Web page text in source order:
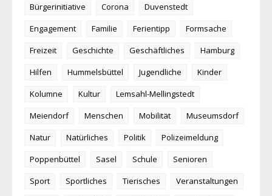
Bürgerinitiative
Corona
Duvenstedt
Engagement
Familie Ferientipp
Formsache
Freizeit
Geschichte Geschäftliches
Hamburg
Hilfen
Hummelsbüttel Jugendliche
Kinder
Kolumne
Kultur
Lemsahl-Mellingstedt
Meiendorf
Menschen Mobilität
Museumsdorf
Natur
Natürliches Politik
Polizeimeldung
Poppenbüttel
Sasel Schule
Senioren
Sport
Sportliches Tierisches
Veranstaltungen